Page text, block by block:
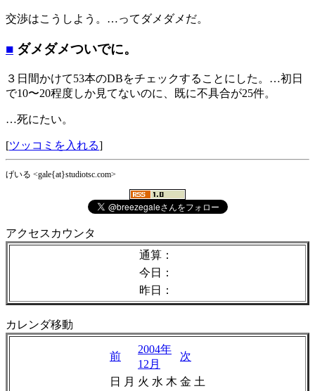
交渉はこうしよう。…ってダメダメだ。
■ ダメダメついでに。
３日間かけて53本のDBをチェックすることにした。…初日
で10〜20程度しか見てないのに、既に不具合が25件。
…死にたい。
[ツッコミを入れる]
げいる <gale{at}studiotsc.com>
アクセスカウンタ
通算：
今日：
昨日：
カレンダ移動
前
2004年
12月
次
日 月 火 水 木 金 土